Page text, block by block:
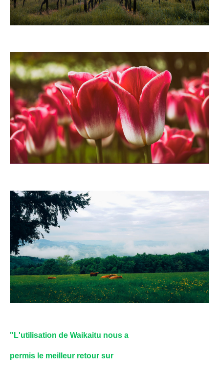
"L'utilisation de Waikaitu nous a
permis le meilleur retour sur